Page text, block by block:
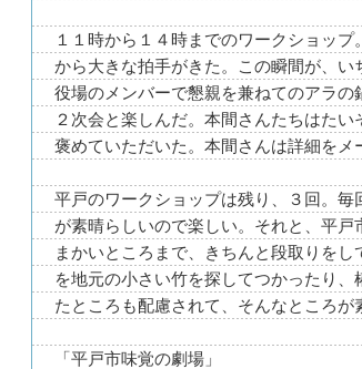
１１時から１４時までのワークショッ
から大きな拍手がきた。この瞬間が、
役場のメンバーで懇親を兼ねてのアラ
２次会と楽しんだ。本間さんたちはた
褒めていただいた。本間さんは詳細をメ
平戸のワークショップは残り、３回。
が素晴らしいので楽しい。それと、平
まかいところまで、きちんと段取りを
を地元の小さい竹を探してつかったり
たところも配慮されて、そんなところが
「平戸市味覚の劇場」